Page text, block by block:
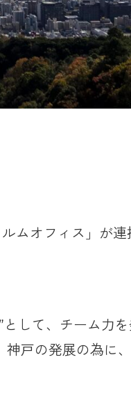
ムオフィス」が連
して、チーム力
戸の発展の為に